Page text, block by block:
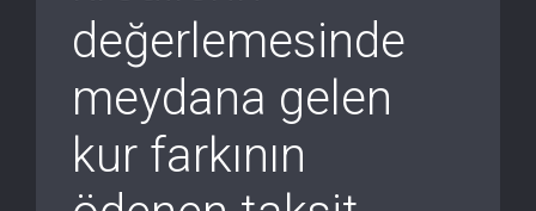
değerlemesinde
meydana gelen
kur farkının